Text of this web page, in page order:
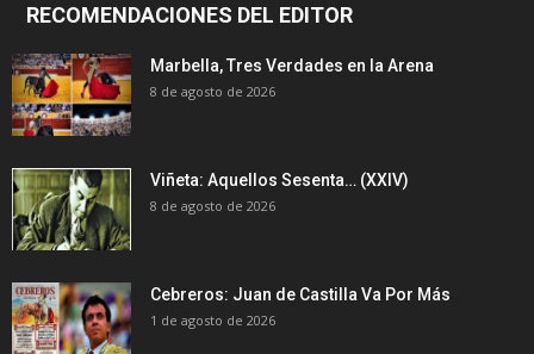
RECOMENDACIONES DEL EDITOR
Marbella, Tres Verdades en la Arena
8 de agosto de 2026
Viñeta: Aquellos Sesenta… (XXIV)
8 de agosto de 2026
Cebreros: Juan de Castilla Va Por Más
1 de agosto de 2026